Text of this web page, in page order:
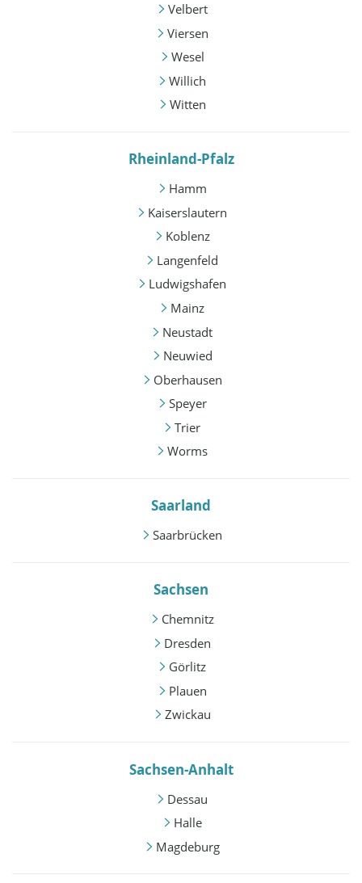
Velbert
Viersen
Wesel
Willich
Witten
Rheinland-Pfalz
Hamm
Kaiserslautern
Koblenz
Langenfeld
Ludwigshafen
Mainz
Neustadt
Neuwied
Oberhausen
Speyer
Trier
Worms
Saarland
Saarbrücken
Sachsen
Chemnitz
Dresden
Görlitz
Plauen
Zwickau
Sachsen-Anhalt
Dessau
Halle
Magdeburg